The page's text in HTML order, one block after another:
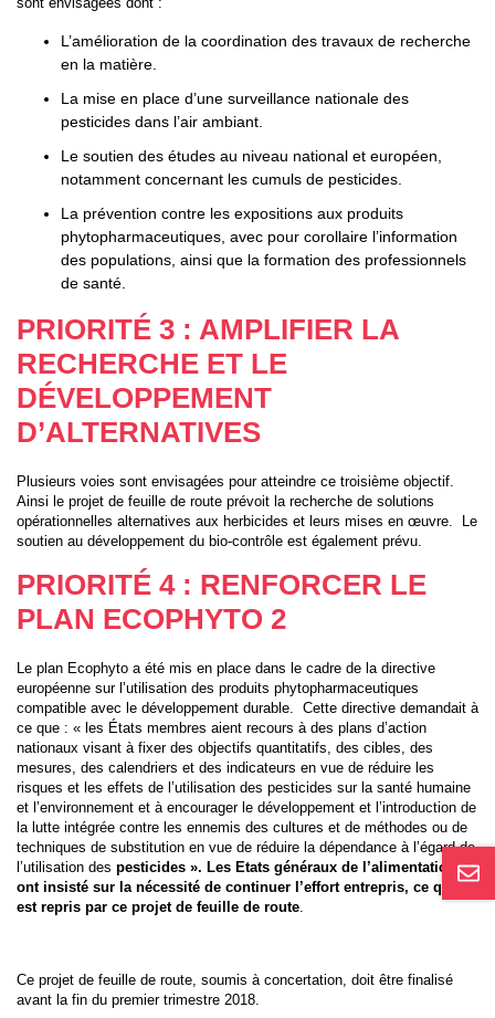
L’amélioration de la coordination des travaux de recherche
en la matière.
La mise en place d’une surveillance nationale des
pesticides dans l’air ambiant.
Le soutien des études au niveau national et européen,
notamment concernant les cumuls de pesticides.
La prévention contre les expositions aux produits
phytopharmaceutiques, avec pour corollaire l’information
des populations, ainsi que la formation des professionnels
de santé.
PRIORITÉ 3 : AMPLIFIER LA
RECHERCHE ET LE
DÉVELOPPEMENT
D’ALTERNATIVES
Plusieurs voies sont envisagées pour atteindre ce troisième objectif.
Ainsi le projet de feuille de route prévoit la recherche de solutions
opérationnelles alternatives aux herbicides et leurs mises en œuvre. Le
soutien au développement du bio-contrôle est également prévu.
PRIORITÉ 4 : RENFORCER LE
PLAN ECOPHYTO 2
Le plan Ecophyto a été mis en place dans le cadre de la directive
européenne sur l’utilisation des produits phytopharmaceutiques
compatible avec le développement durable. Cette directive demandait à
ce que : « les États membres aient recours à des plans d’action
nationaux visant à fixer des objectifs quantitatifs, des cibles, des
mesures, des calendriers et des indicateurs en vue de réduire les
risques et les effets de l’utilisation des pesticides sur la santé humaine
et l’environnement et à encourager le développement et l’introduction de
la lutte intégrée contre les ennemis des cultures et de méthodes ou de
techniques de substitution en vue de réduire la dépendance à l’égard de
l’utilisation des pesticides ». Les Etats généraux de l’alimentation
ont insisté sur la nécessité de continuer l’effort entrepris, ce qui
est repris par ce projet de feuille de route.
Ce projet de feuille de route, soumis à concertation, doit être finalisé
avant la fin du premier trimestre 2018.